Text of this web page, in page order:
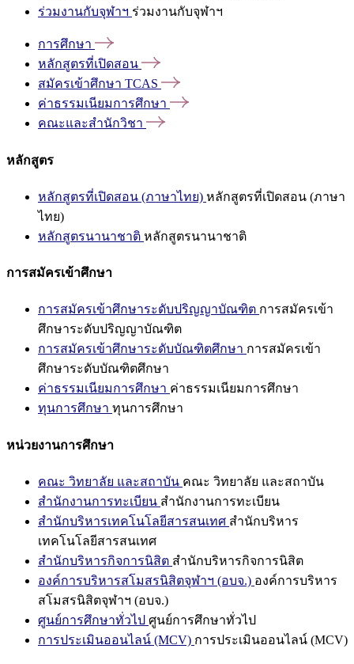
ร่วมงานกับจุฬาฯ ร่วมงานกับจุฬาฯ
การศึกษา
หลักสูตรที่เปิดสอน
สมัครเข้าศึกษา TCAS
ค่าธรรมเนียมการศึกษา
คณะและสำนักวิชา
หลักสูตร
หลักสูตรที่เปิดสอน (ภาษาไทย) หลักสูตรที่เปิดสอน (ภาษา
ไทย)
หลักสูตรนานาชาติ หลักสูตรนานาชาติ
การสมัครเข้าศึกษา
การสมัครเข้าศึกษาระดับปริญญาบัณฑิต การสมัครเข้า
ศึกษาระดับปริญญาบัณฑิต
การสมัครเข้าศึกษาระดับบัณฑิตศึกษา การสมัครเข้า
ศึกษาระดับบัณฑิตศึกษา
ค่าธรรมเนียมการศึกษา ค่าธรรมเนียมการศึกษา
ทุนการศึกษา ทุนการศึกษา
หน่วยงานการศึกษา
คณะ วิทยาลัย และสถาบัน คณะ วิทยาลัย และสถาบัน
สำนักงานการทะเบียน สำนักงานการทะเบียน
สำนักบริหารเทคโนโลยีสารสนเทศ สำนักบริหาร
เทคโนโลยีสารสนเทศ
สำนักบริหารกิจการนิสิต สำนักบริหารกิจการนิสิต
องค์การบริหารสโมสรนิสิตจุฬาฯ (อบจ.) องค์การบริหาร
สโมสรนิสิตจุฬาฯ (อบจ.)
ศูนย์การศึกษาทั่วไป ศูนย์การศึกษาทั่วไป
การประเมินออนไลน์ (MCV) การประเมินออนไลน์ (MCV)